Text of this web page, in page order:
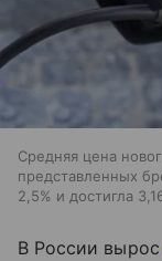
Средняя цена
представленных
2,5% и достигла
В России вырос